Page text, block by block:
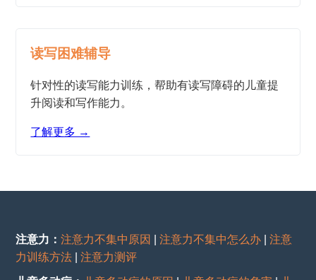
读写困难辅导
针对性的读写能力训练，帮助有读写障碍的儿童提
升阅读和写作能力。
了解更多 →
注意力：注意力不集中原因 |注意力不集中怎么办 |注意
力训练方法 |注意力测评